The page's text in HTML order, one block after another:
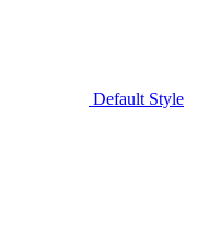
Default Style